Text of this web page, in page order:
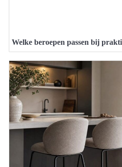
Welke beroepen passen bij